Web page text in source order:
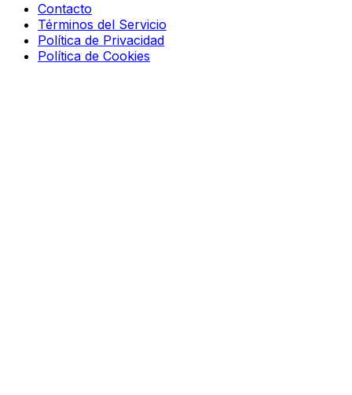
Contacto
Términos del Servicio
Política de Privacidad
Política de Cookies